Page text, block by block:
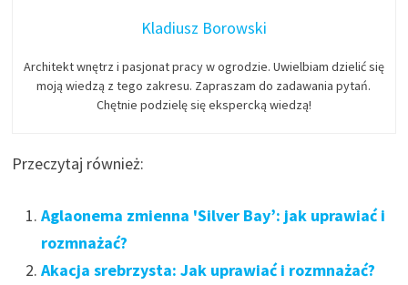
Kladiusz Borowski
Architekt wnętrz i pasjonat pracy w ogrodzie. Uwielbiam dzielić się
moją wiedzą z tego zakresu. Zapraszam do zadawania pytań.
Chętnie podzielę się ekspercką wiedzą!
Przeczytaj również:
Aglaonema zmienna 'Silver Bay’: jak uprawiać i
rozmnażać?
Akacja srebrzysta: Jak uprawiać i rozmnażać?